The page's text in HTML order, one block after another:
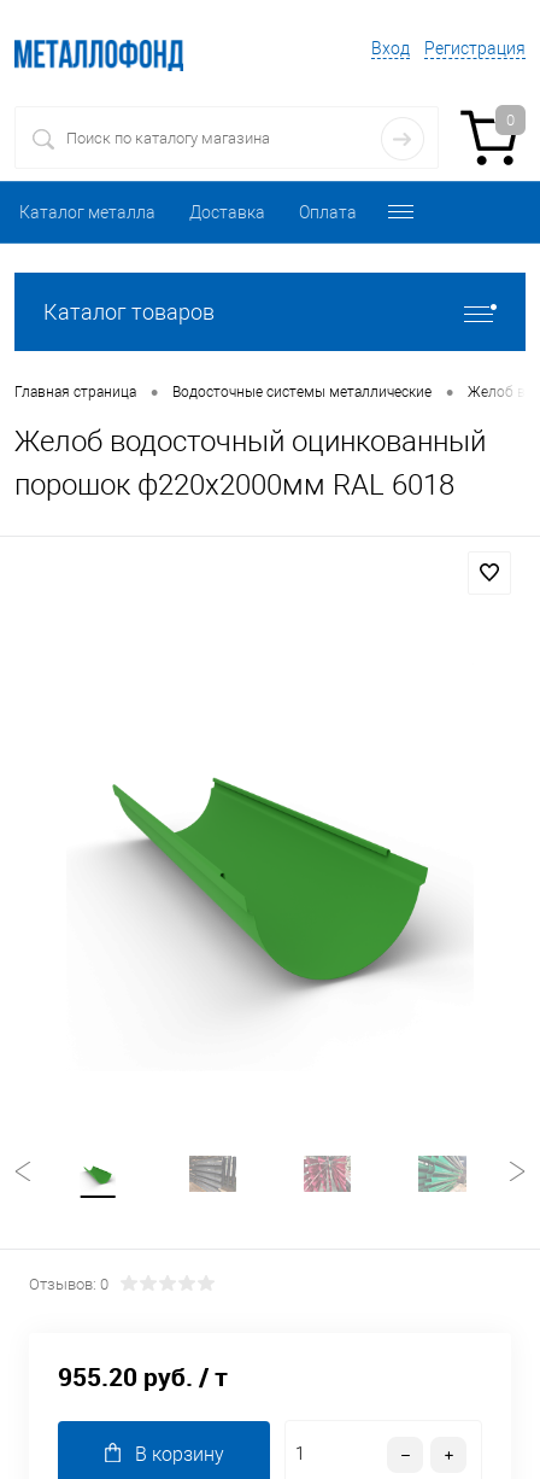
Вход Регистрация
0
Каталог металла Доставка Оплата
Каталог товаров
Главная страница • Водосточные системы металлические • Желоб
Желоб водосточный оцинкованный
порошок ф220х2000мм RAL 6018
Отзывов: 0
955.20 руб. / т
В корзину